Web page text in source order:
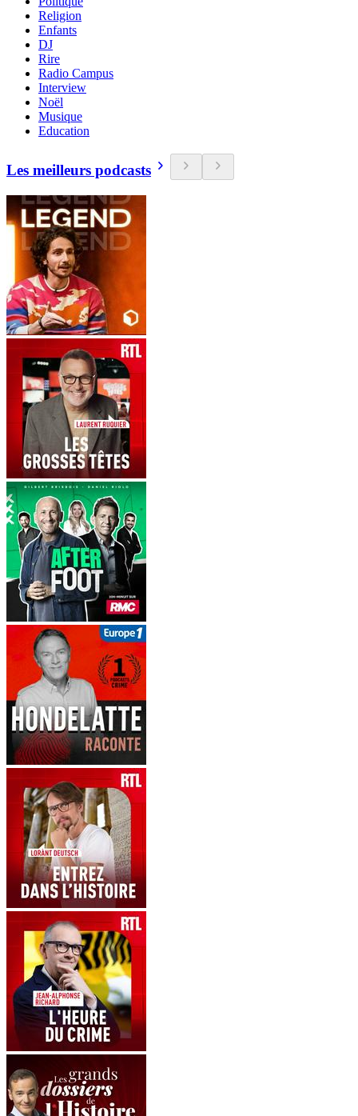
Religion
Enfants
DJ
Rire
Radio Campus
Interview
Noël
Musique
Education
Les meilleurs podcasts